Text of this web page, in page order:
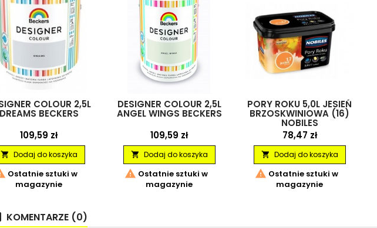
COLOUR 2,5L
DREAMS BECKERS
Cena
109,59 zł
 Dodaj do koszyka
Ostatnie sztuki w
magazynie
DESIGNER COLOUR 2,5L
ANGEL WINGS BECKERS
Cena
109,59 zł
 Dodaj do koszyka
 Ostatnie sztuki w
magazynie
PORY ROKU 5,0L JESIEŃ
BRZOSKWINIOWA (16)
NOBILES
Cena
78,47 zł
 Dodaj do koszyka
 Ostatnie sztuki w
magazynie
KOMENTARZE (0)